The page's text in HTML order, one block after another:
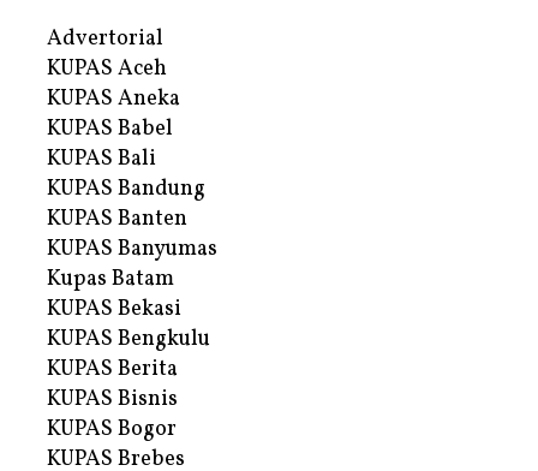
Advertorial
KUPAS Aceh
KUPAS Aneka
KUPAS Babel
KUPAS Bali
KUPAS Bandung
KUPAS Banten
KUPAS Banyumas
Kupas Batam
KUPAS Bekasi
KUPAS Bengkulu
KUPAS Berita
KUPAS Bisnis
KUPAS Bogor
KUPAS Brebes